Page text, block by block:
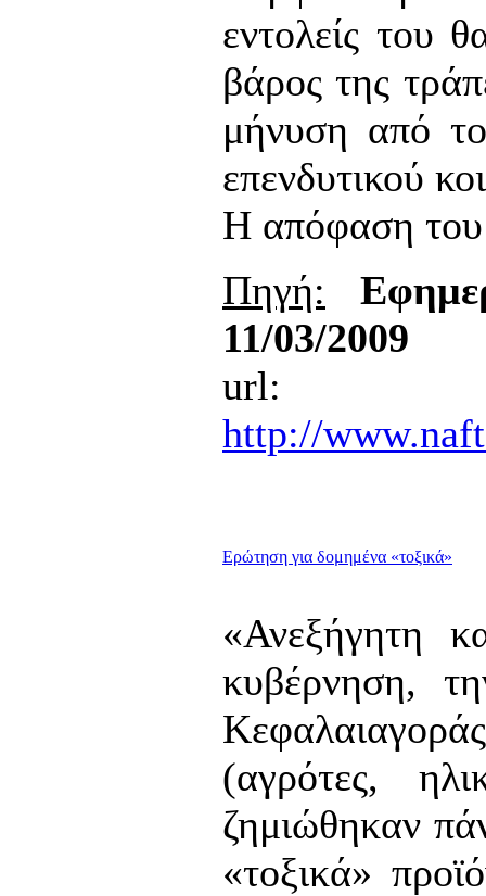
εντολείς του
βάρος της
μήνυση από
επενδυτικού
Η απόφαση του
Πηγή:
11/03/2009
url:
http://
Ερώτηση για δομημένα «τοξικά»
«Ανεξήγητη
κυβέρνηση,
(αγρότες,
ζημιώθηκαν
«τοξικά»